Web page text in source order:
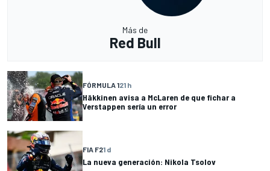
Más de
Red Bull
FÓRMULA 121 h
Häkkinen avisa a McLaren de que fichar a
Verstappen sería un error
FIA F21 d
La nueva generación: Nikola Tsolov